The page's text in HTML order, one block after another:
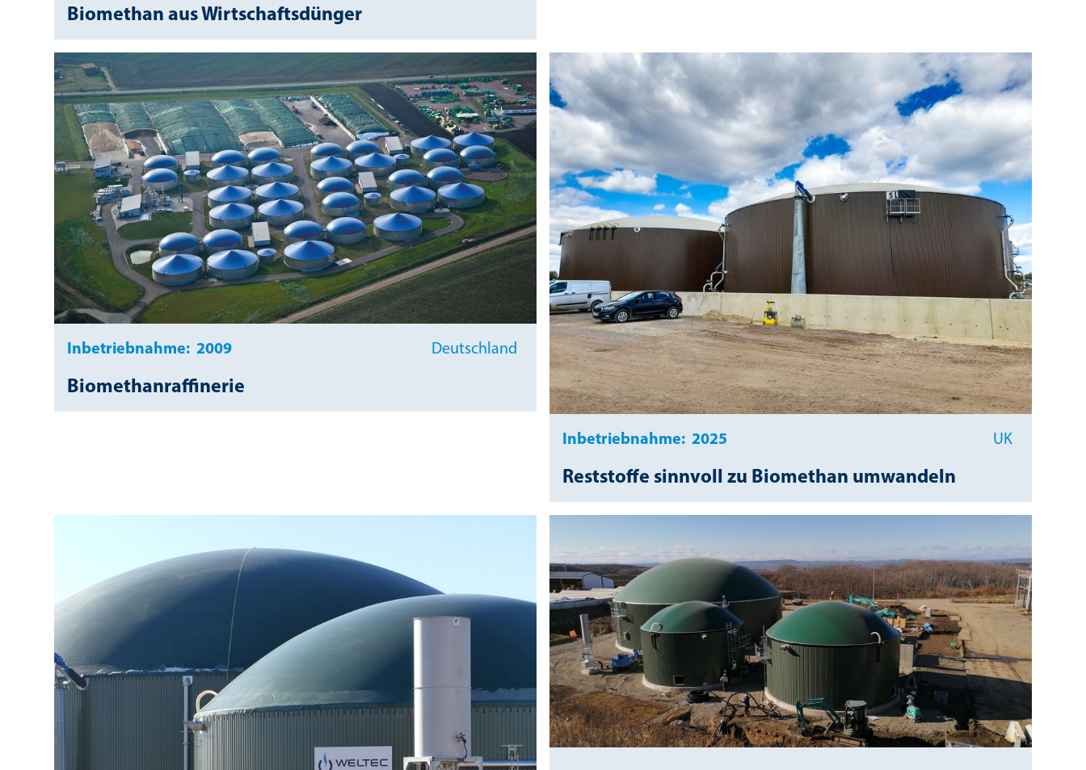
Biomethan aus Wirtschaftsdünger
Inbetriebnahme: 2009 Deutsch­land
Biomethanraffinerie
Inbetriebnahme: 2025 UK
Reststoffe sinnvoll zu Biomethan umwandeln